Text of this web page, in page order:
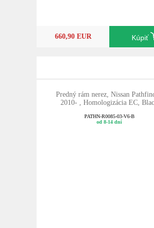
660,90 EUR Kúpiť
Predný rám nerez, Nissan
2010- , Homologizácia EC,
PATHN-R0085-03-V6-B
od 8-14 dní